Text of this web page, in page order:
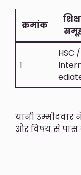
क्रमांक
1
HSC /
यानी उम्मीदवार
और विषय से पास